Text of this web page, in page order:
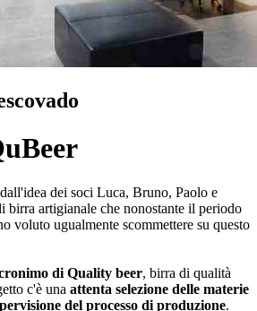
dei soci Luca, Bruno, Paolo e
birra artigianale che nonostante il periodo
voluto ugualmente scommettere su questo
di Quality beer, birra di qualità
c'è una attenta selezione delle materie
del processo di produzione.